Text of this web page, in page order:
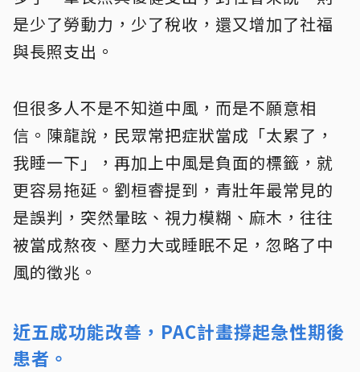
是少了勞動力，少了稅收，還又增加了社福
與長照支出。
但很多人不是不知道中風，而是不願意相
信。陳龍說，民眾常把症狀當成「太累了，
我睡一下」，再加上中風是負面的標籤，就
更容易拖延。劉桓睿提到，青壯年最常見的
是誤判，突然暈眩、視力模糊、麻木，往往
被當成熬夜、壓力大或睡眠不足，忽略了中
風的徵兆。
近五成功能改善，PAC計畫撐起急性期後
患者。